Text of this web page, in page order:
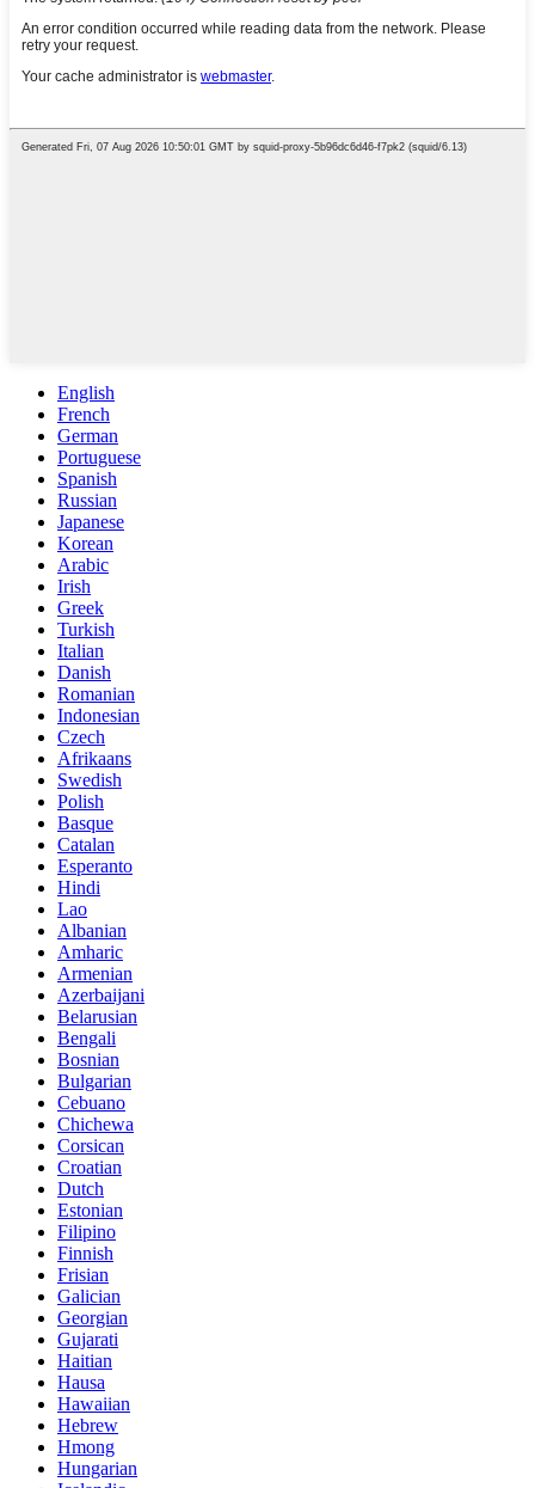
English
French
German
Portuguese
Spanish
Russian
Japanese
Korean
Arabic
Irish
Greek
Turkish
Italian
Danish
Romanian
Indonesian
Czech
Afrikaans
Swedish
Polish
Basque
Catalan
Esperanto
Hindi
Lao
Albanian
Amharic
Armenian
Azerbaijani
Belarusian
Bengali
Bosnian
Bulgarian
Cebuano
Chichewa
Corsican
Croatian
Dutch
Estonian
Filipino
Finnish
Frisian
Galician
Georgian
Gujarati
Haitian
Hausa
Hawaiian
Hebrew
Hmong
Hungarian